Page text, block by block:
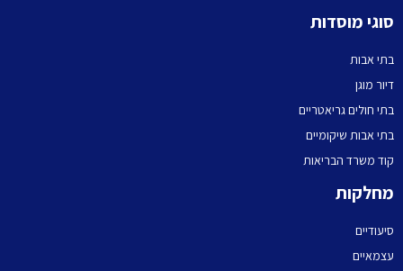
סוגי מוסדות
בתי אבות
דיור מוגן
בתי חולים גריאטריים
בתי אבות שיקומיים
קוד משרד הבריאות
מחלקות
סיעודיים
עצמאיים